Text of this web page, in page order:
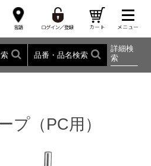
品番・品名検索
詳細検
索
プ（PC用）